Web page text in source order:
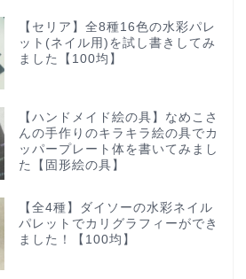
【セリア】全8種16色の水彩パレ
ット(ネイル用)を試し書きしてみ
ました【100均】
【ハンドメイド絵の具】なめこさ
んの手作りのキラキラ絵の具でカ
ッパープレート体を書いてみまし
た【固形絵の具】
【全4種】ダイソーの水彩ネイル
パレットでカリグラフィーができ
ました！【100均】